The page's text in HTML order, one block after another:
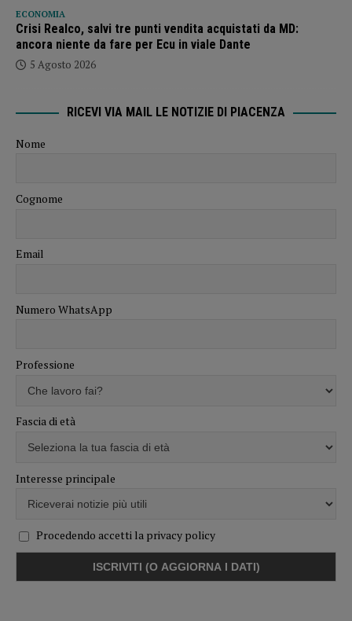
ECONOMIA
Crisi Realco, salvi tre punti vendita acquistati da MD:
ancora niente da fare per Ecu in viale Dante
5 Agosto 2026
RICEVI VIA MAIL LE NOTIZIE DI PIACENZA
Nome
Cognome
Email
Numero WhatsApp
Professione
Fascia di età
Interesse principale
Procedendo accetti la privacy policy